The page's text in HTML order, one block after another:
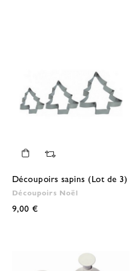
Découpoirs sapins (Lot de 3)
Découpoirs Noël
9,00 €